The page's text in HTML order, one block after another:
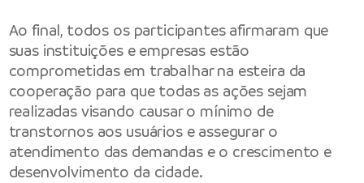
Ao final, todos os participantes afirmaram que
suas instituições e empresas estão
comprometidas em trabalhar na esteira da
cooperação para que todas as ações sejam
realizadas visando causar o mínimo de
transtornos aos usuários e assegurar o
atendimento das demandas e o crescimento e
desenvolvimento da cidade.